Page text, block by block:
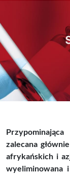
zalecana
afrykańskich i
wyeliminowana